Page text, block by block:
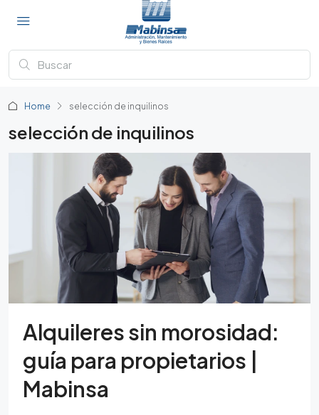
Home selección de inquilinos
selección de inquilinos
Alquileres sin morosidad:
guía para propietarios |
Mabinsa